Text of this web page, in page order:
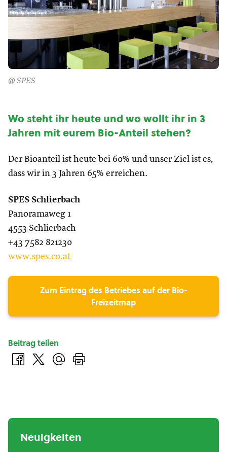
@ SPES
Wo steht ihr heute und wo wollt ihr in 3
Jahren mit eurem Bio-Anteil stehen?
Der Bioanteil ist heute bei 60% und unser Ziel ist es,
dass wir in 3 Jahren 65% erreichen.
SPES Schlierbach
Panoramaweg 1
4553 Schlierbach
+43 7582 821230
www.spes.co.at
Zum Eintrag des Betriebes auf der Bio-
Freizeitmap
Beitrag teilen
Neuigkeiten